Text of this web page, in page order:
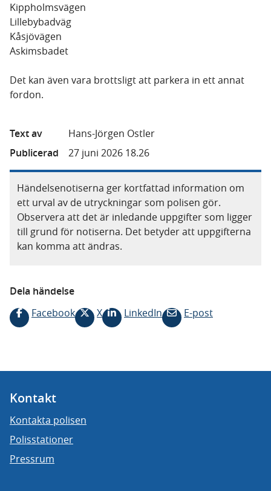
Kippholmsvägen
Lillebybadväg
Kåsjövägen
Askimsbadet
Det kan även vara brottsligt att parkera in ett annat
fordon.
Text av
Hans-Jörgen Ostler
Publicerad
27 juni 2026 18.26
Händelsenotiserna ger kortfattad information om
ett urval av de utryckningar som polisen gör.
Observera att det är inledande uppgifter som ligger
till grund för notiserna. Det betyder att uppgifterna
kan komma att ändras.
Dela händelse
Facebook
X LinkedIn E-post
Kontakt
Kontakta polisen
Polisstationer
Pressrum